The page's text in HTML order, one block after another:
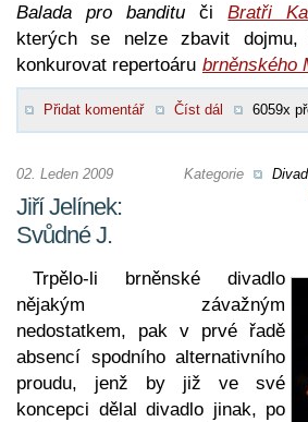
Balada pro bandituči Bratři
kterých se nelze zbavit
konkurovat repertoáru brněnského
Přidat komentář Číst dál 6059x
Kategorie
02. Leden 2009
Jiří Jelínek:
Svůdné J.
Trpělo-li brněnské divadlo
nějakým závažným
nedostatkem, pak v prvé řadě
absencí spodního alternativního
proudu, jenž by již ve své
koncepci dělal divadlo jinak, po